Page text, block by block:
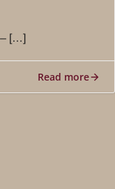
– […]
Read more